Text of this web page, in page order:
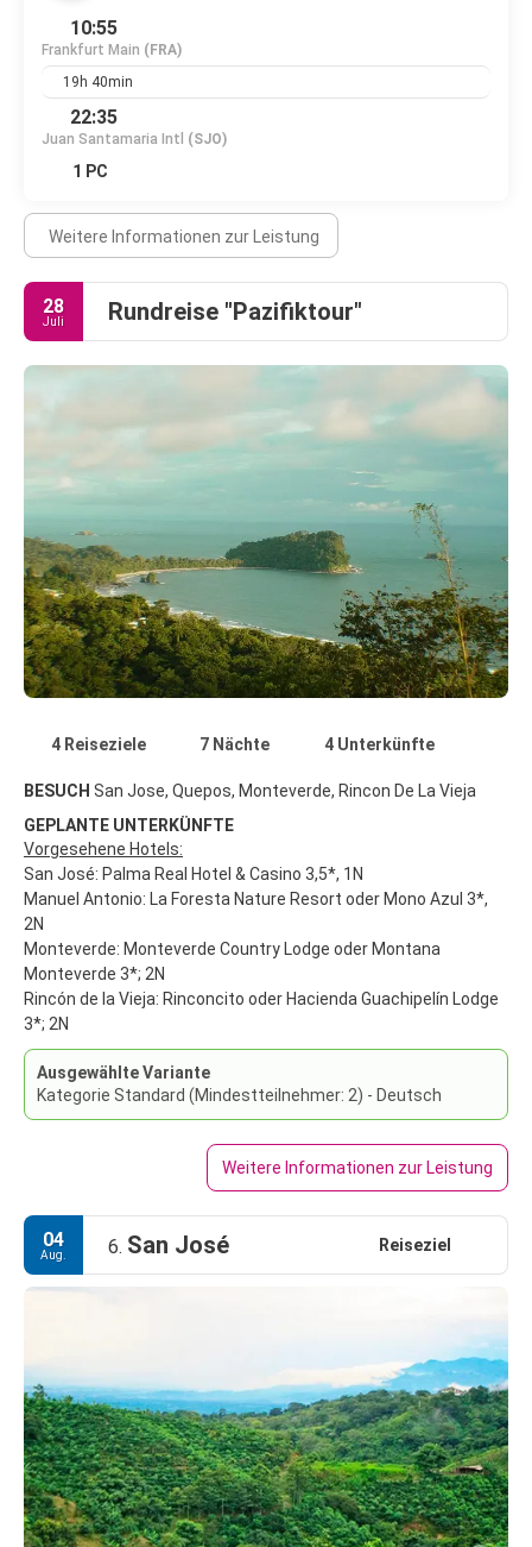
10:55
Frankfurt Main (FRA)
19h 40min
22:35
Juan Santamaria Intl (SJO)
1 PC
Weitere Informationen zur Leistung
28
Juli Rundreise "Pazifiktour"
4 Reiseziele 7 Nächte 4 Unterkünfte
BESUCH San Jose, Quepos, Monteverde, Rincon De La Vieja
GEPLANTE UNTERKÜNFTE
Vorgesehene Hotels:
San José: Palma Real Hotel & Casino 3,5*, 1N
Manuel Antonio: La Foresta Nature Resort oder Mono Azul 3*,
2N
Monteverde: Monteverde Country Lodge oder Montana
Monteverde 3*; 2N
Rincón de la Vieja: Rinconcito oder Hacienda Guachipelín Lodge
3*; 2N
Ausgewählte Variante
Kategorie Standard (Mindestteilnehmer: 2) - Deutsch
Weitere Informationen zur Leistung
04
Aug. 6. San José Reiseziel